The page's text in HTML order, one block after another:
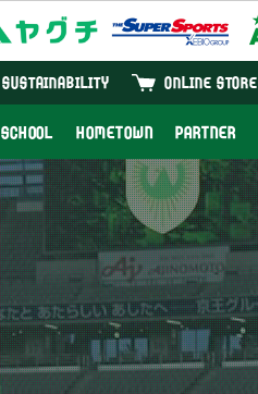
ONLINE STORE
SUSTAINABILITY
SCHOOL HOMETOWN PARTNER